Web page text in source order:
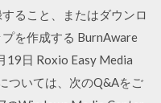
ること、またはダウンロ
を作成する BurnAware
19日 Roxio Easy Media
ついては、次のQ&Aをご